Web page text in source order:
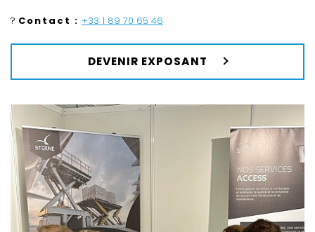
? Contact : +33 1 89 70 65 46
DEVENIR EXPOSANT